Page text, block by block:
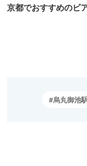
京都でおすすめのビ
烏丸御池